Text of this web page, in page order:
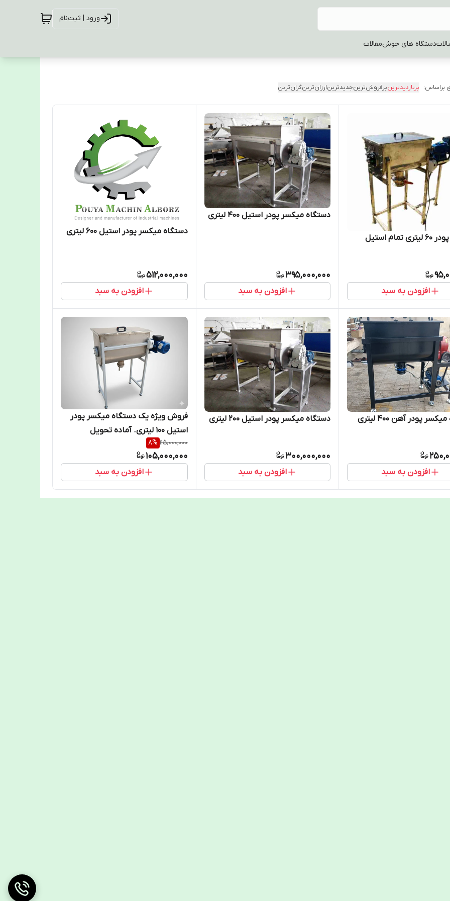
ورود | ثبت‌نام
دستگاه های جوشمقالات
براساس: پربازدیدترینپرفروش‌ترینجدیدترینارزان‌ترینگران‌ترین
استیل
افزودن به سبد
دستگاه میکسر پودر استیل 400 لیتری
395,000,000
افزودن به سبد
دستگاه میکسر پودر استیل 600 لیتری
512,000,000
افزودن به سبد
پودر آهن 400 لیتری
افزودن به سبد
دستگاه میکسر پودر استیل 200 لیتری
300,000,000
افزودن به سبد
فروش ویژه یک دستگاه میکسر پودر
استیل 100 لیتری. آماده تحویل
115,000,000
8%
105,000,000
افزودن به سبد